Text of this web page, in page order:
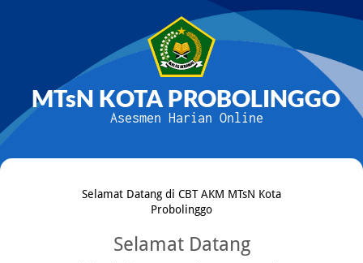
MTsN KOTA PROBOLINGGO
Asesmen Harian Online
Selamat Datang di CBT AKM MTsN Kota
Probolinggo
Selamat Datang